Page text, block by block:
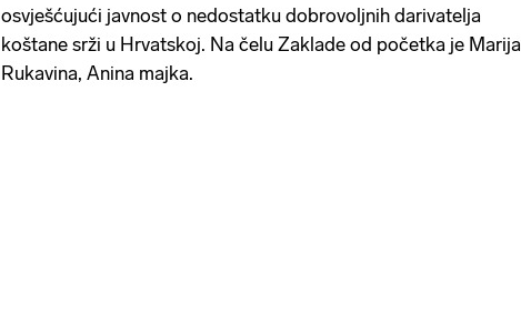
osvješćujući javnost o nedostatku dobrovoljnih darivatelja
koštane srži u Hrvatskoj. Na čelu Zaklade od početka je Marija
Rukavina, Anina majka.